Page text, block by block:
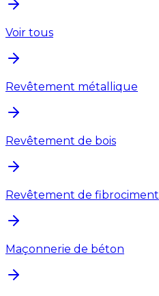
Voir tous
Revêtement métallique
Revêtement de bois
Revêtement de fibrociment
Maçonnerie de béton